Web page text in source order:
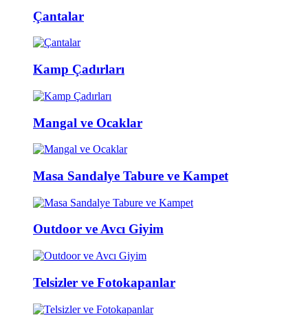
Çantalar
Kamp Çadırları
Mangal ve Ocaklar
Masa Sandalye Tabure ve Kampet
Outdoor ve Avcı Giyim
Telsizler ve Fotokapanlar